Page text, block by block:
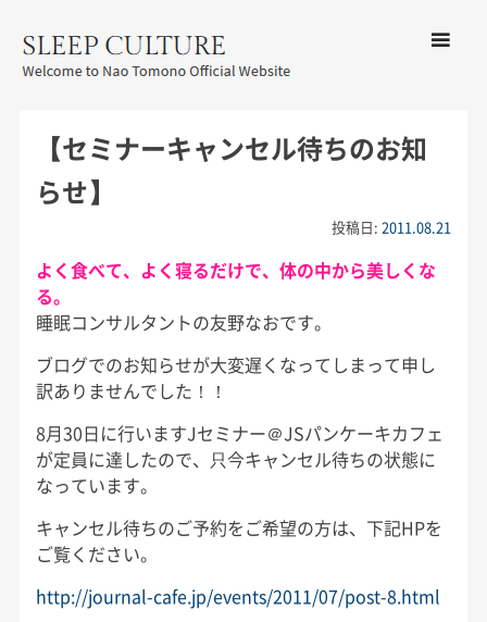
CULTURE
ツへ移動
【セミナーキャンセル待ちのお知
らせ】
投稿日:2011.08.21
よく食べて、よく寝るだけで、体の中から美しくな
る。
睡眠コンサルタントの友野なおです。
ブログでのお知らせが大変遅くなってしまって申し
訳ありませんでした！！
8月30日に行いますJセミナー＠JSパンケーキカフェ
が定員に達したので、只今キャンセル待ちの状態に
なっています。
キャンセル待ちのご予約をご希望の方は、下記HPを
ご覧ください。
http://journal-cafe.jp/events/2011/07/post-8.html